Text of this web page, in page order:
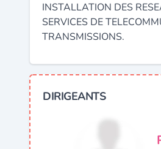
INSTALLATION DES
SERVICES DE
TRANSMISSIONS.
DIRIGEANTS